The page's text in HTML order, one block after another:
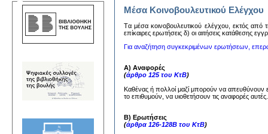
Μέσα Κοινοβουλευτικού Ελέγχου
Tα μέσα κoινoβoυλευτικoύ ελέγχoυ, εκτός από
επίκαιρες ερωτήσεις δ) oι αιτήσεις κατάθεσης
Για αναζήτηση συγκεκριμένων ερωτήσεων,
Α) Αναφορές
(άρθρο 125 του ΚτΒ)
Καθένας ή πολλοί μαζί μπορούν να
το επιθυμούν, να υιοθετήσουν τις αναφορές
Β) Ερωτήσεις
(άρθρα 126-128Β του ΚτΒ)